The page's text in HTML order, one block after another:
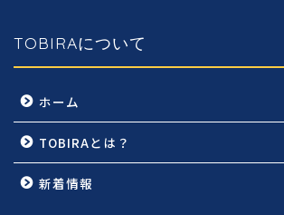
TOBIRAについて
ホーム
TOBIRAとは？
新着情報